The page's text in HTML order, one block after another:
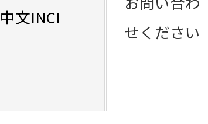
中文INCI
せください